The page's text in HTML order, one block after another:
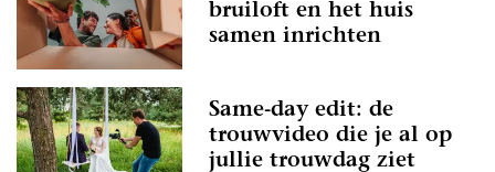
bruiloft en het huis
samen inrichten
Same-day edit: de
trouwvideo die je al op
jullie trouwdag ziet